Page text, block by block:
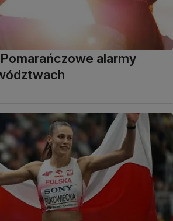
Pomarańczowe alarmy